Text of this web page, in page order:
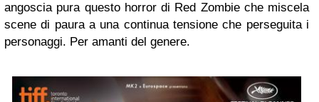
angoscia pura questo horror di Red Zombie che miscela
scene di paura a una continua tensione che perseguita i
personaggi. Per amanti del genere.